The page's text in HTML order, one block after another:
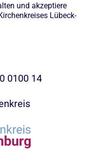
und akzeptiere
Lübeck-
0100 14